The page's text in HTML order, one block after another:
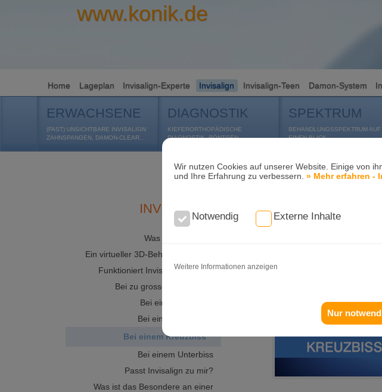
Wir nutzen Cookies auf unserer Website. Einige von
und Ihre Erfahrung zu verbessern. » Mehr erfahren -
Notwendig Externe Inhalte
Weitere Informationen anzeigen
Nur
www.konik.de
Home Lageplan Invisalign-Experte Invisalign Invisalign-Teen Damon-System
ERWACHSENE
(FAST) UNSICHTBARE INVISALIGN
ZAHNSPANGEN, DAMON-CLEAR...
DIAGNOSTIK
KIEFERORTHOPÄDISCHE
DIAGNOSTIK, RÖNTGEN...
SPEKTRUM
BEHANDLUNGSSPEKTRUM AUF
EINEN BLICK
INVISALIGN
Was ist Invisalign?
Ein virtueller 3D-Behandlungsplan
Funktioniert Invisalign bei mir?
Bei zu grossen Abständen
Bei einem Überbiss
Bei einem Engstand
Bei einem Kreuzbiss
Bei einem Unterbiss
Passt Invisalign zu mir?
Was ist das Besondere an einer